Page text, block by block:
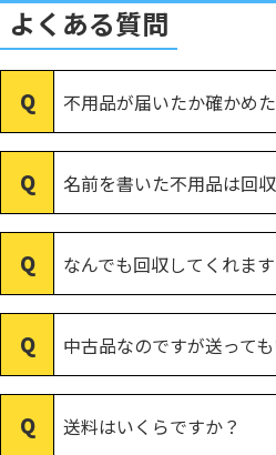
よくある質問
不用品が届いたか確かめた
名前を書いた不用品は回
なんでも回収してくれま
中古品なのですが送って
送料はいくらですか？